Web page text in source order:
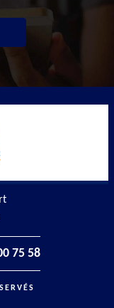
75 58